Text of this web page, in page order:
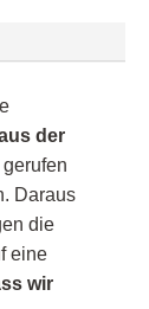
der
Daraus
die
eine
wir